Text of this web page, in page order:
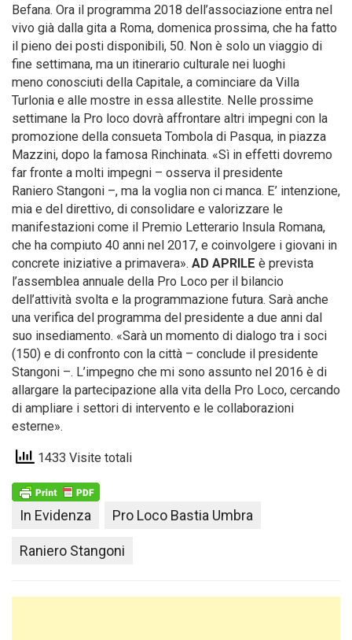
Befana. Ora il programma 2018 dell’associazione entra nel
vivo già dalla gita a Roma, domenica prossima, che ha fatto
il pieno dei posti disponibili, 50. Non è solo un viaggio di
fine settimana, ma un itinerario culturale nei luoghi
meno conosciuti della Capitale, a cominciare da Villa
Turlonia e alle mostre in essa allestite. Nelle prossime
settimane la Pro loco dovrà affrontare altri impegni con la
promozione della consueta Tombola di Pasqua, in piazza
Mazzini, dopo la famosa Rinchinata. «Sì in effetti dovremo
far fronte a molti impegni – osserva il presidente
Raniero Stangoni –, ma la voglia non ci manca. E’ intenzione,
mia e del direttivo, di consolidare e valorizzare le
manifestazioni come il Premio Letterario Insula Romana,
che ha compiuto 40 anni nel 2017, e coinvolgere i giovani in
concrete iniziative a primavera». AD APRILE è prevista
l’assemblea annuale della Pro Loco per il bilancio
dell’attività svolta e la programmazione futura. Sarà anche
una verifica del programma del presidente a due anni dal
suo insediamento. «Sarà un momento di dialogo tra i soci
(150) e di confronto con la città – conclude il presidente
Stangoni –. L’impegno che mi sono assunto nel 2016 è di
allargare la partecipazione alla vita della Pro Loco, cercando
di ampliare i settori di intervento e le collaborazioni
esterne».
1433 Visite totali
In Evidenza Pro Loco Bastia Umbra
Raniero Stangoni